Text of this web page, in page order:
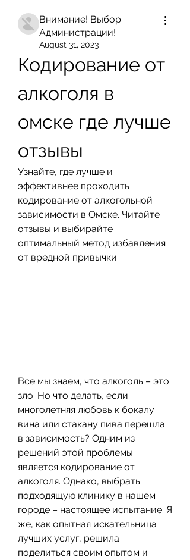
Внимание! Выбор
Администрации!
August 31, 2023
Кодирование от
алкоголя в
омске где лучше
отзывы
Узнайте, где лучше и
эффективнее проходить
кодирование от алкогольной
зависимости в Омске. Читайте
отзывы и выбирайте
оптимальный метод избавления
от вредной привычки.
Все мы знаем, что алкоголь – это
зло. Но что делать, если
многолетняя любовь к бокалу
вина или стакану пива перешла
в зависимость? Одним из
решений этой проблемы
является кодирование от
алкоголя. Однако, выбрать
подходящую клинику в нашем
городе – настоящее испытание. Я
же, как опытная искательница
лучших услуг, решила
поделиться своим опытом и